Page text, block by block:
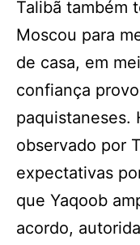
Talibã também
Moscou para
de casa, em
confiança
paquistaneses.
observado por
expectativas
que Yaqoob
acordo,